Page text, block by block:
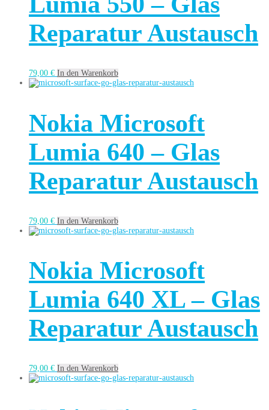
Reparatur Austausch
79,00 € In den Warenkorb
Nokia Microsoft
Lumia 640 – Glas
Reparatur Austausch
79,00 € In den Warenkorb
Nokia Microsoft
Lumia 640 XL – Glas
Reparatur Austausch
79,00 € In den Warenkorb